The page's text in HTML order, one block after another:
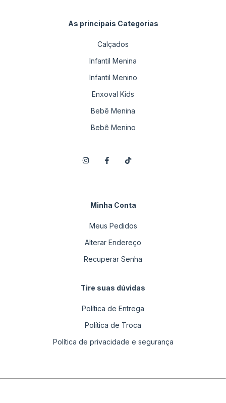
As principais Categorias
Calçados
Infantil Menina
Infantil Menino
Enxoval Kids
Bebê Menina
Bebê Menino
Minha Conta
Meus Pedidos
Alterar Endereço
Recuperar Senha
Tire suas dúvidas
Política de Entrega
Política de Troca
Política de privacidade e segurança